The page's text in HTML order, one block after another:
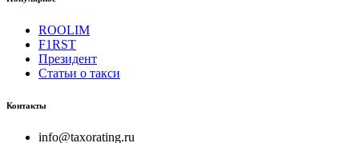
ROOLIM
F1RST
Президент
Статьи о такси
Контакты
info@taxorating.ru